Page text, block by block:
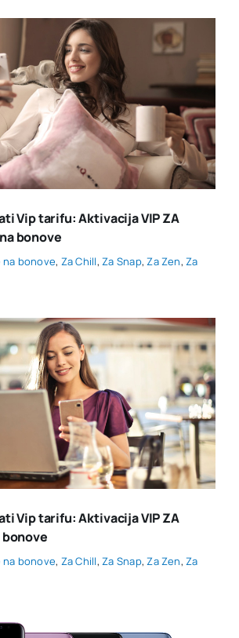
Vip tarifu: Aktivacija VIP ZA
bonove
bonove, Za Chill,Za Snap,Za Zen,Za
Vip tarifu: Aktivacija VIP ZA
bonove, Za Chill,Za Snap,Za Zen,Za